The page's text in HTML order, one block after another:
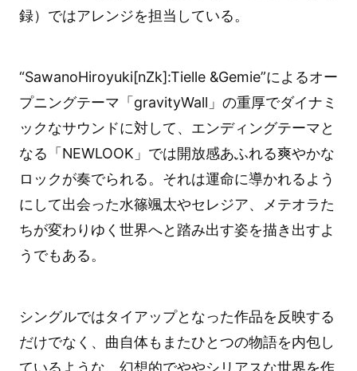
録）ではアレンジを担当している。
“SawanoHiroyuki[nZk]:Tielle &Gemie”によるオー
プニングテーマ「gravityWall」の重厚でダイナミ
ックなサウンドに対して、エンディングテーマと
なる「NEWLOOK」では開放感あふれる爽やかな
ロックが奏でられる。それは運命に導かれるよう
にして出会った水篠颯太やセレジア、メテオラた
ちが変わりゆく世界へと踏み出す姿を描き出すよ
うでもある。
シングルではタイアップとなった作品を反映する
だけでなく、曲自体もまたひとつの物語を内包し
ているような、幻想的でややシリアスな世界を作